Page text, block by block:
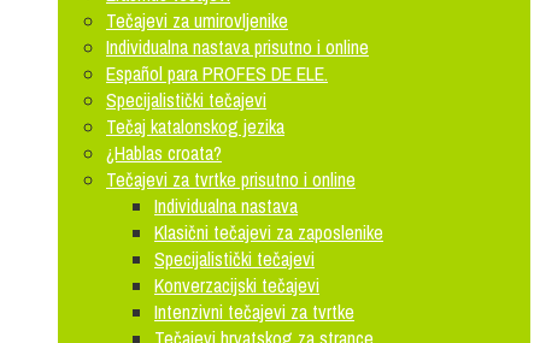
Tečajevi za umirovljenike
Individualna nastava prisutno i online
Español para PROFES DE ELE.
Specijalistički tečajevi
Tečaj katalonskog jezika
¿Hablas croata?
Tečajevi za tvrtke prisutno i online
Individualna nastava
Klasični tečajevi za zaposlenike
Specijalistički tečajevi
Konverzacijski tečajevi
Intenzivni tečajevi za tvrtke